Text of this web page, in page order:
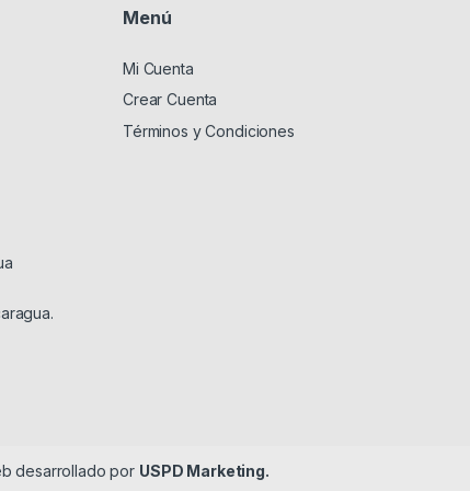
Menú
Mi Cuenta
Crear Cuenta
Términos y Condiciones
desarrollado por USPD Marketing.